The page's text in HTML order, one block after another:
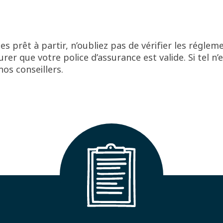
prêt à partir, n’oubliez pas de vérifier les
que votre police d’assurance est valide. Si tel
conseillers.